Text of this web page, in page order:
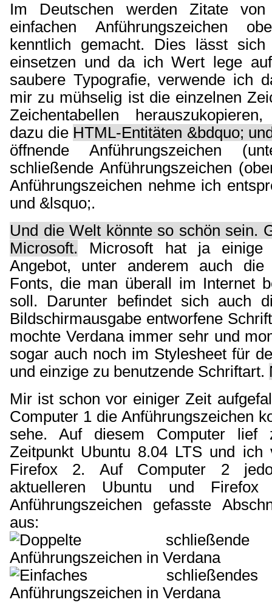
Im Deutschen werden Zitate von
einfachen Anführungszeichen
kenntlich gemacht. Dies lässt
einsetzen und da ich Wert lege
saubere Typografie, verwende ich
mir zu mühselig ist die einzelnen
Zeichentabellen
dazu die HTML-Entitäten &bdquo;
öffnende Anführungszeichen
schließende Anführungszeichen
Anführungszeichen nehme ich
und &lsquo;.
Und die Welt könnte so schön sein.
Microsoft. Microsoft hat ja einige
Angebot, unter anderem auch die
Fonts, die man überall im Internet
soll. Darunter befindet sich auch
Bildschirmausgabe entworfene
mochte Verdana immer sehr und
sogar auch noch im Stylesheet für
und einzige zu benutzende Schriftart.
Mir ist schon vor einiger Zeit
Computer 1 die Anführungszeichen
sehe. Auf diesem Computer lief
Zeitpunkt Ubuntu 8.04 LTS und ich
Firefox 2. Auf Computer 2
aktuelleren Ubuntu und
Anführungszeichen gefasste
aus: